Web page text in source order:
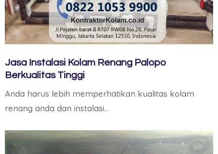
Jasa Instalasi Kolam Renang Palopo
Berkualitas Tinggi
Anda harus lebih memperhatikan kualitas kolam
renang anda dan instalasi…